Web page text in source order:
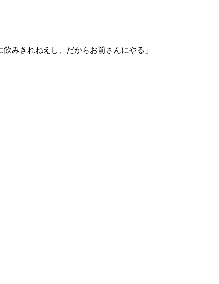
みきれねえし、だからお前さんにやる」